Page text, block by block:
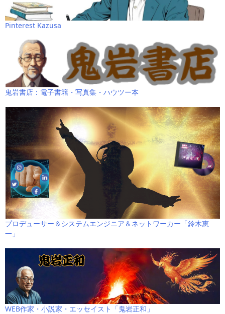
Pinterest Kazusa
鬼岩書店：電子書籍・写真集・ハウツー本
プロデューサー＆システムエンジニア＆ネットワーカー「鈴木恵
一」
WEB作家・小説家・エッセイスト「鬼岩正和」